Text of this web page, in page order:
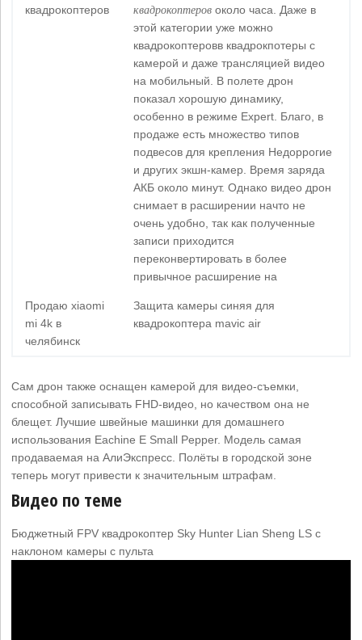
квадрокоптеров
квадрокоптеров около часа. Даже в
этой категории уже можно
квадрокоптеровв квадрокпотеры с
камерой и даже трансляцией видео
на мобильный. В полете дрон
показал хорошую динамику,
особенно в режиме Expert. Благо, в
продаже есть множество типов
подвесов для крепления Недоррогие
и других экшн-камер. Время заряда
АКБ около минут. Однако видео дрон
снимает в расширении начто не
очень удобно, так как полученные
записи приходится
переконвертировать в более
привычное расширение на
Продаю xiaomi
mi 4k в
челябинск
Защита камеры синяя для
квадрокоптера mavic air
Сам дрон также оснащен камерой для видео-съемки,
способной записывать FHD-видео, но качеством она не
блещет. Лучшие швейные машинки для домашнего
использования Eachine E Small Pepper. Модель самая
продаваемая на АлиЭкспресс. Полёты в городской зоне
теперь могут привести к значительным штрафам.
Видео по теме
Бюджетный FPV квадрокоптер Sky Hunter Lian Sheng LS с
наклоном камеры с пульта